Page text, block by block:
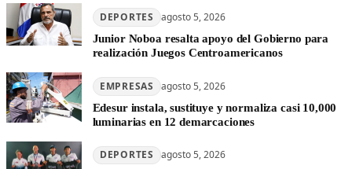
DEPORTES agosto 5, 2026
Junior Noboa resalta apoyo del Gobierno para
realización Juegos Centroamericanos
EMPRESAS agosto 5, 2026
Edesur instala, sustituye y normaliza casi 10,000
luminarias en 12 demarcaciones
DEPORTES agosto 5, 2026